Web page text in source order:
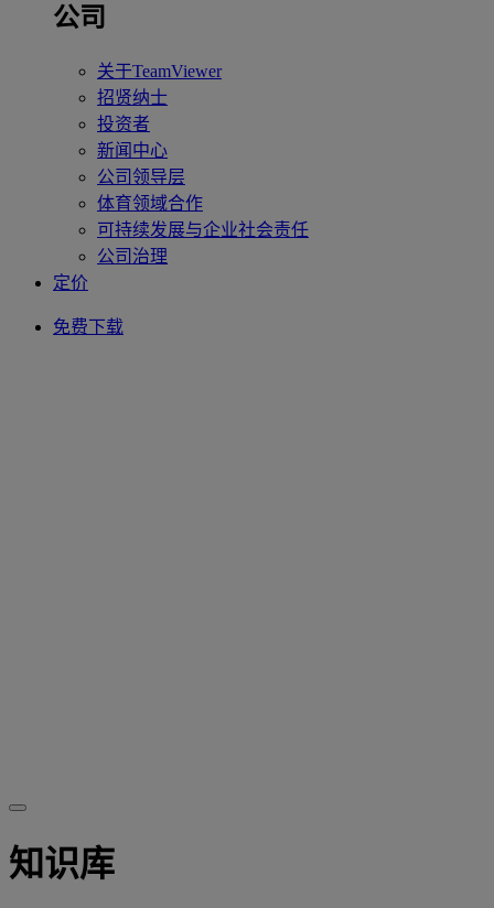
公司
关于TeamViewer
招贤纳士
投资者
新闻中心
公司领导层
体育领域合作
可持续发展与企业社会责任
公司治理
定价
免费下载
知识库